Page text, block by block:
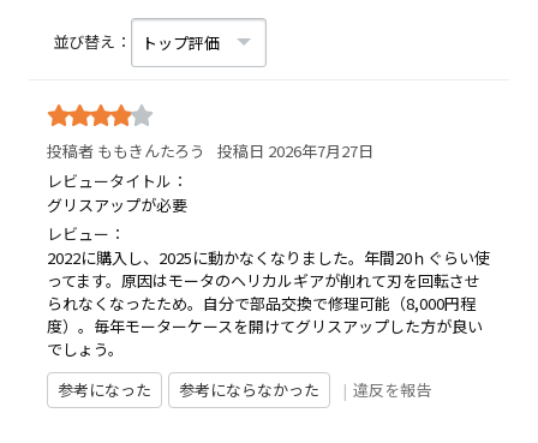
並び替え：
投稿者 ももきんたろう
投稿日 2026年7月27日
レビュータイトル：
グリスアップが必要
レビュー：
2022に購入し、2025に動かなくなりました。年間20ｈぐらい使
ってます。原因はモータのヘリカルギアが削れて刃を回転させ
られなくなったため。自分で部品交換で修理可能（8,000円程
度）。毎年モーターケースを開けてグリスアップした方が良い
でしょう。
参考になった
参考にならなかった | 違反を報告